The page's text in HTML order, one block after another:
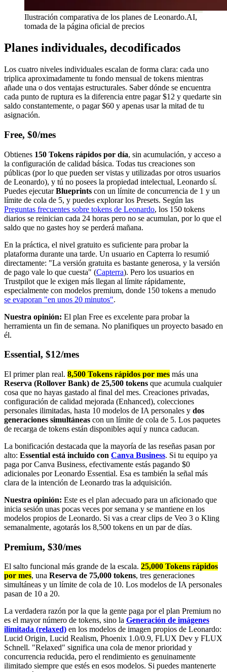
Ilustración comparativa de los planes de Leonardo.AI,
tomada de la página oficial de precios
Planes individuales, decodificados
Los cuatro niveles individuales escalan de forma clara: cada uno
triplica aproximadamente tu fondo mensual de tokens mientras
añade una o dos ventajas estructurales. Saber dónde se encuentra
cada punto de ruptura es la diferencia entre pagar $12 y quedarte sin
saldo constantemente, o pagar $60 y apenas usar la mitad de tu
asignación.
Free, $0/mes
Obtienes 150 Tokens rápidos por día, sin acumulación, y acceso a
la configuración de calidad básica. Todas tus creaciones son
públicas (por lo que pueden ser vistas y utilizadas por otros usuarios
de Leonardo), y tú no posees la propiedad intelectual, Leonardo sí.
Puedes ejecutarBlueprints con un límite de concurrencia de 1 y un
límite de cola de 5, y puedes explorar los Presets. Según las
Preguntas frecuentes sobre tokens de Leonardo, los 150 tokens
diarios se reinician cada 24 horas pero no se acumulan, por lo que el
saldo que no gastes hoy se perderá mañana.
En la práctica, el nivel gratuito es suficiente para probar la
plataforma durante una tarde. Un usuario en Capterra lo resumió
directamente: "La versión gratuita es bastante generosa, y la versión
de pago vale lo que cuesta" (Capterra). Pero los usuarios en
Trustpilot que le exigen más llegan al límite rápidamente,
especialmente con modelos premium, donde 150 tokens a menudo
se evaporan "en unos 20 minutos".
Nuestra opinión: El plan Free es excelente para probar la
herramienta un fin de semana. No planifiques un proyecto basado en
él.
Essential, $12/mes
El primer plan real. 8,500 Tokens rápidos por mes más una
Reserva (Rollover Bank) de 25,500 tokens que acumula cualquier
cosa que no hayas gastado al final del mes. Creaciones privadas,
configuración de calidad mejorada (Enhanced), colecciones
personales ilimitadas, hasta 10 modelos de IA personales y dos
generaciones simultáneas con un límite de cola de 5. Los paquetes
de recarga de tokens están disponibles aquí y nunca caducan.
La bonificación destacada que la mayoría de las reseñas pasan por
alto: Essential está incluido con Canva Business. Si tu equipo ya
paga por Canva Business, efectivamente estás pagando $0
adicionales por Leonardo Essential. Esa es también la señal más
clara de la intención de Leonardo tras la adquisición.
Nuestra opinión: Este es el plan adecuado para un aficionado que
inicia sesión unas pocas veces por semana y se mantiene en los
modelos propios de Leonardo. Si vas a crear clips de Veo 3 o Kling
semanalmente, agotarás los 8,500 tokens en un par de días.
Premium, $30/mes
El salto funcional más grande de la escala. 25,000 Tokens rápidos
por mes, una Reserva de 75,000 tokens, tres generaciones
simultáneas y un límite de cola de 10. Los modelos de IA personales
pasan de 10 a 20.
La verdadera razón por la que la gente paga por el plan Premium no
es el mayor número de tokens, sino la Generación de imágenes
ilimitada (relaxed) en los modelos de imagen propios de Leonardo:
Lucid Origin, Lucid Realism, Phoenix 1.0/0.9, FLUX Dev y FLUX
Schnell. "Relaxed" significa una cola de menor prioridad y
concurrencia reducida, pero el rendimiento es genuinamente
ilimitado siempre que estés en esos modelos. Si puedes mantenerte